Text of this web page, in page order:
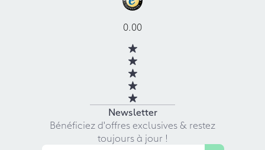
0.00
Newsletter
Bénéficiez d'offres exclusives & restez
toujours à jour !